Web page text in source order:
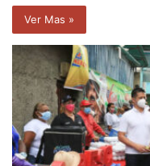
Ver Mas »